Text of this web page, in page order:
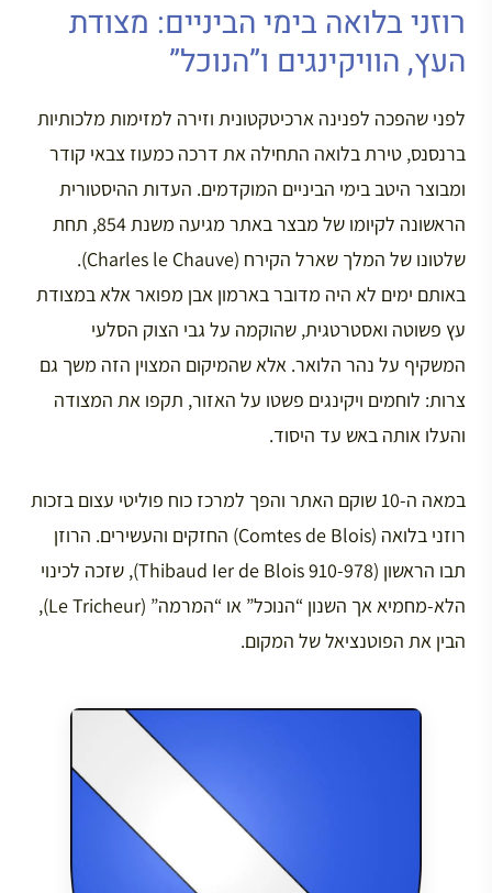
רוזני בלואה בימי הביניים: מצודת
העץ, הוויקינגים ו”הנוכל”
לפני שהפכה לפנינה ארכיטקטונית וזירה למזימות מלכותיות
ברנסנס, טירת בלואה התחילה את דרכה כמעוז צבאי קודר
ומבוצר היטב בימי הביניים המוקדמים. העדות ההיסטורית
הראשונה לקיומו של מבצר באתר מגיעה משנת 854, תחת
שלטונו של המלך שארל הקירח (Charles le Chauve).
באותם ימים לא היה מדובר בארמון אבן מפואר אלא במצודת
עץ פשוטה ואסטרטגית, שהוקמה על גבי הצוק הסלעי
המשקיף על נהר הלואר. אלא שהמיקום המצוין הזה משך גם
צרות: לוחמים ויקינגים פשטו על האזור, תקפו את המצודה
והעלו אותה באש עד היסוד.
במאה ה-10 שוקם האתר והפך למרכז כוח פוליטי עצום בזכות
רוזני בלואה (Comtes de Blois) החזקים והעשירים. הרוזן
תבו הראשון (910-978 Thibaud Ier de Blois), שזכה לכינוי
הלא-מחמיא אך השנון “הנוכל” או “המרמה” (Le Tricheur),
הבין את הפוטנציאל של המקום.